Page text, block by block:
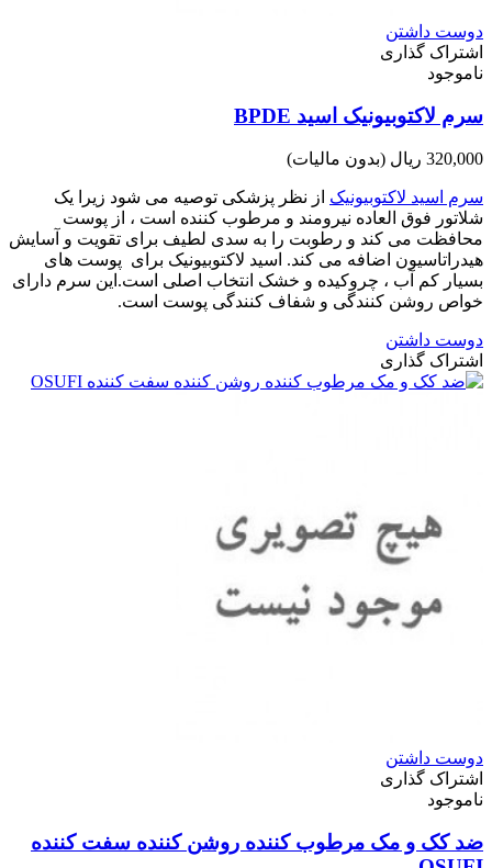
دوست داشتن
اشتراک گذاری
ناموجود
سرم لاکتوبیونیک اسید BPDE
320,000 ریال (بدون مالیات)
سرم اسید لاکتوبیونیک از نظر پزشکی توصیه می شود زیرا یک
شلاتور فوق العاده نیرومند و مرطوب کننده است ، از پوست
محافظت می کند و رطوبت را به سدی لطیف برای تقویت و آسایش
هیدراتاسیون اضافه می کند. اسید لاکتوبیونیک برای پوست های
بسیار کم آب ، چروکیده و خشک انتخاب اصلی است.این سرم دارای
خواص روشن کنندگی و شفاف کنندگی پوست است.
دوست داشتن
اشتراک گذاری
دوست داشتن
اشتراک گذاری
ناموجود
ضد کک و مک مرطوب کننده روشن کننده سفت کننده